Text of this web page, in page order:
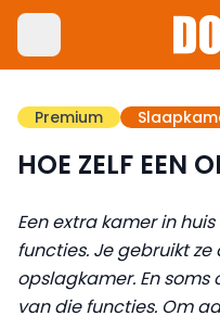
Premium
HOE ZELF EEN
Een extra kamer in
functies. Je gebruikt
opslagkamer. En
van die functies. Om